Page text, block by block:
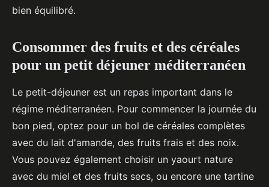
bien équilibré.
Consommer des fruits et des céréales
pour un petit déjeuner méditerranéen
Le petit-déjeuner est un repas important dans le
régime méditerranéen. Pour commencer la journée du
bon pied, optez pour un bol de céréales complètes
avec du lait d'amande, des fruits frais et des noix.
Vous pouvez également choisir un yaourt nature
avec du miel et des fruits secs, ou encore une tartine